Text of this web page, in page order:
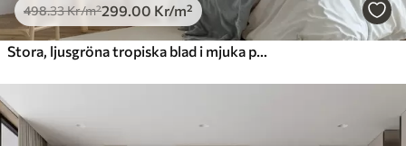
498.33Kr/m²299 .00 Kr/m²